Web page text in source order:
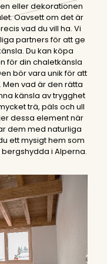
eller dekorationen
Oavsett om det är
vad du vill ha. Vi
partners för att ge
Du kan köpa
för din chaletkänsla
bör vara unik för att
vad är den rätta
känsla av trygghet
trä, päls och ull
dessa element när
dem med naturliga
ett mysigt hem som
i Alperna.